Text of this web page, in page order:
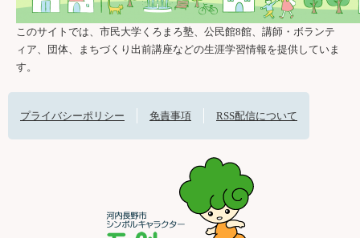
このサイトでは、市民大学くろまろ塾、公民館8館、講師・ボランテ
ィア、団体、まちづくり出前講座などの生涯学習情報を提供していま
す。
プライバシーポリシー 免責事項 RSS配信について